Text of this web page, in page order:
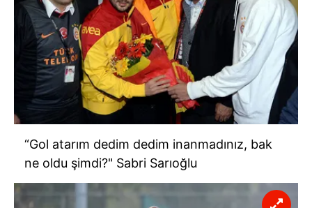
“Gol atarım dedim dedim inanmadınız, bak
ne oldu şimdi?" Sabri Sarıoğlu